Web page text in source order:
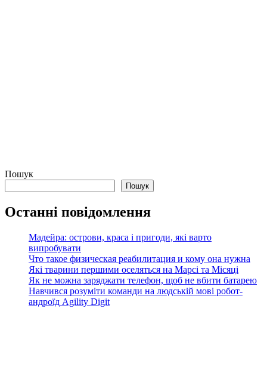
Пошук
Пошук
Останні повідомлення
Мадейра: острови, краса і пригоди, які варто
випробувати
Что такое физическая реабилитация и кому она нужна
Які тварини першими оселяться на Марсі та Місяці
Як не можна заряджати телефон, щоб не вбити батарею
Навчився розуміти команди на людській мові робот-
андроїд Agility Digit